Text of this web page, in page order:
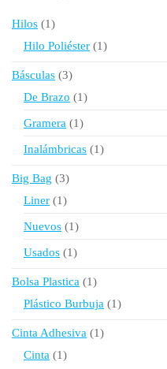
Hilos 11
producto
Hilo Poliéster 11
Básculas 33
productos
De Brazo 11
Gramera 11
Inalámbricas 11
Big Bag
33
productos
Liner 11
Nuevos 11
Usados 11
Bolsa Plastica
11
producto
Plástico Burbuja 11
Cinta Adhesiva
11
Cinta 11